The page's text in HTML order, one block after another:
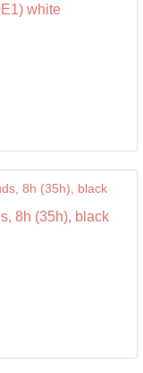
white
8h (35h), black